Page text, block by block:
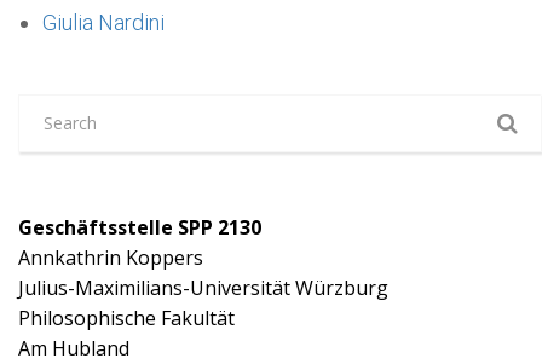
Giulia Nardini
Geschäftsstelle SPP 2130
Annkathrin Koppers
Julius-Maximilians-Universität Würzburg
Philosophische Fakultät
Am Hubland